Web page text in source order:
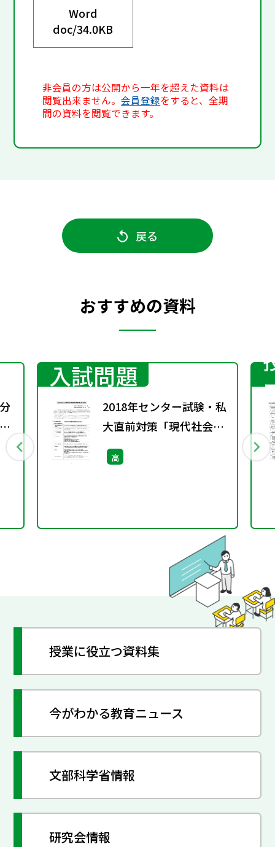
Word
doc/34.0KB
非会員の方は公開から一年を超えた資料は
閲覧出来ません。会員登録をすると、全期
間の資料を閲覧できます。
戻る
おすすめの資料
入試問題
2018年センター試験・私
大直前対策「現代社会」
一問一答集
高
授業に役立つ資料集
今がわかる教育ニュース
文部科学省情報
研究会情報